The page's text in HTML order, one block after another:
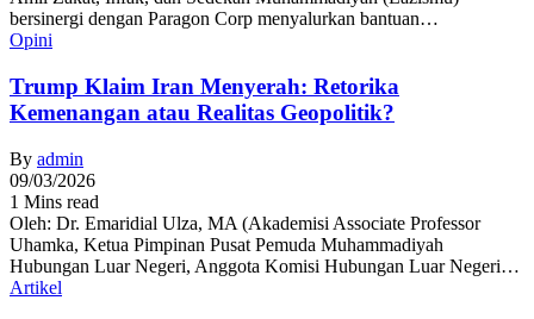
bersinergi dengan Paragon Corp menyalurkan bantuan…
Opini
Trump Klaim Iran Menyerah: Retorika
Kemenangan atau Realitas Geopolitik?
By admin
09/03/2026
1 Mins read
Oleh: Dr. Emaridial Ulza, MA (Akademisi Associate Professor
Uhamka, Ketua Pimpinan Pusat Pemuda Muhammadiyah
Hubungan Luar Negeri, Anggota Komisi Hubungan Luar Negeri…
Artikel